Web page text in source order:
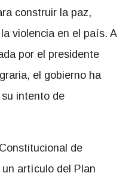
construir la paz,
violencia en el país. A
por el presidente
el gobierno ha
intento de
de
artículo del Plan